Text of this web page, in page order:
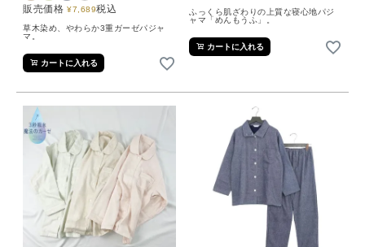
販売価格 ¥7,689税込
草木染め、やわらか3重ガーゼパジャ
マ。
カートに入れる
ふっくら肌ざわりの上質な寝心地パジ
ャマ「めんもうふ」。
カートに入れる